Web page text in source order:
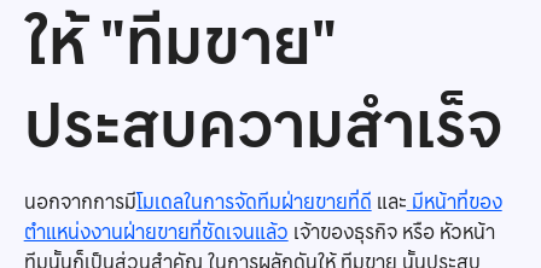
ให้ "ทีมขาย"
ประสบความสำเร็จ
นอกจากการมีโมเดลในการจัดทีมฝ่ายขายที่ดี และ มีหน้าที่ของ
ตำแหน่งงานฝ่ายขายที่ชัดเจนแล้ว เจ้าของธุรกิจ หรือ หัวหน้า
ทีมนั้นก็เป็นส่วนสำคัญ ในการผลักดันให้ ทีมขาย นั้นประสบ